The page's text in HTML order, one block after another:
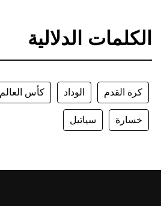
الكلمات الدلالية
كرة القدم الوداد كأس العالم
خسارة سياتيل